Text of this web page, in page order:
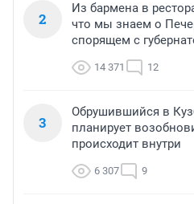
2
Из бармена в
что мы знаем о
спорящем с
14 371 12
3
Обрушившийся в
планирует
происходит внутри
6 307 9